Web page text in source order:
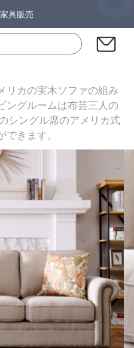
具販売
リカの実木ソファの組み
ングルームは布芸三人の
シングル席のアメリカ式
きます。